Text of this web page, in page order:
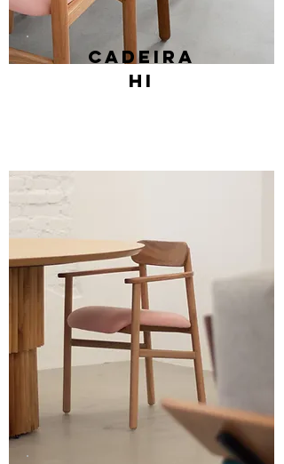
Cadeira
hi